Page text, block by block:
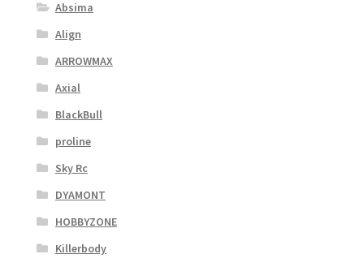
Absima
Align
ARROWMAX
Axial
BlackBull
proline
Sky Rc
DYAMONT
HOBBYZONE
Killerbody